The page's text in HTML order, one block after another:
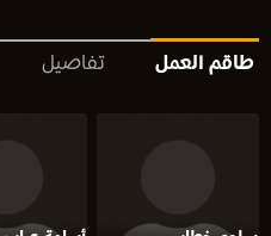
طاقم العمل تفاصيل